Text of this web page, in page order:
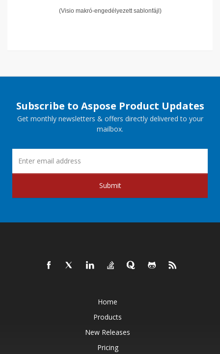
(Visio makró-engedélyezett sablonfájl)
Subscribe to Aspose Product Updates
Get monthly newsletters & offers directly delivered to your
mailbox.
Submit
Home
Products
New Releases
Pricing